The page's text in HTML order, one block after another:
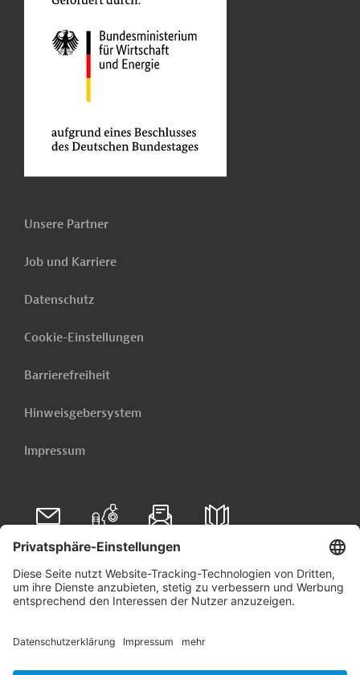
Unsere Partner
Job und Karriere
Datenschutz
Cookie-Einstellungen
Barrierefreiheit
Hinweisgebersystem
Impressum
Folgen Sie uns auf
Linkedin